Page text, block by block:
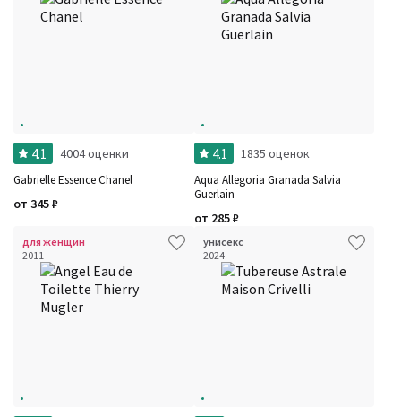
4.1 4004 оценки
Gabrielle Essence Chanel
от 345₽
4.1 1835 оценок
Aqua Allegoria Granada Salvia
Guerlain
от 285₽
для женщин
2011
унисекс
2024